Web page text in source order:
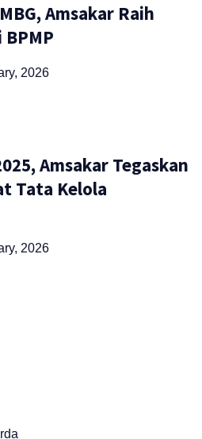
Amsakar Raih
2026
Amsakar Tegaskan
Tata Kelola
2026